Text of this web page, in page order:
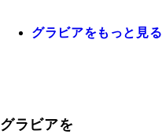
グラビアをもっと見る
グラビアを